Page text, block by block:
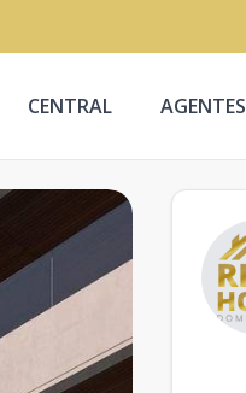
CENTRAL AGENTES